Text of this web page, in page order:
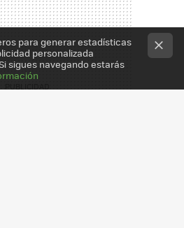
para generar estadísticas
personalizada
sigues navegando estarás